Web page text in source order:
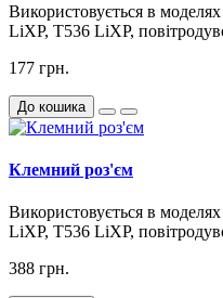
Використовується в
LiXP, T536 LiXP,
177 грн.
До кошика
Клемний роз'єм
Використовується в
LiXP, T536 LiXP,
388 грн.